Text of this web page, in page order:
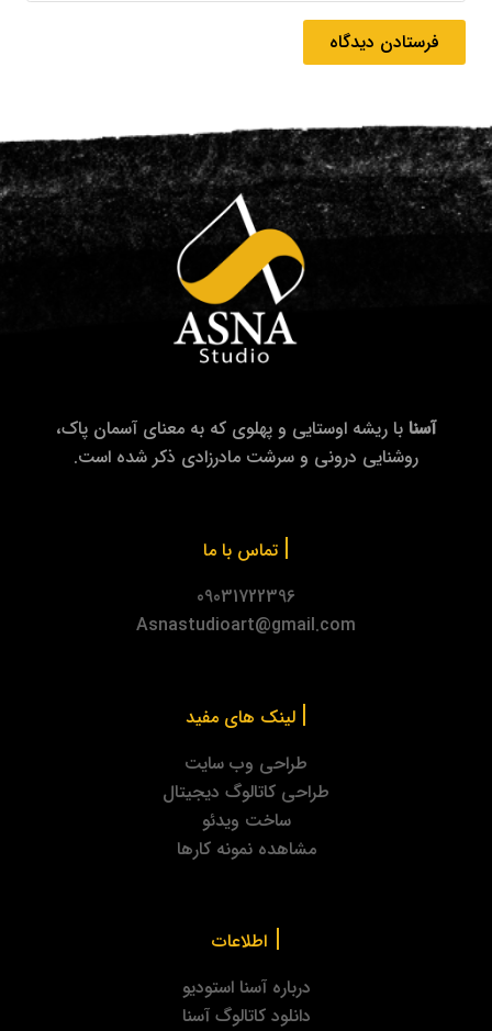
فرستادن دیدگاه
آسنا با ریشه اوستایی و پهلوی که به معنای آسمان پاک،
روشنایی درونی و سرشت مادرزادی ذکر شده است.
| تماس با ما
09031722396
Asnastudioart@gmail.com
| لینک های مفید
طراحی وب سایت
طراحی کاتالوگ دیجیتال
ساخت ویدئو
مشاهده نمونه کارها
|اطلاعات
درباره آسنا استودیو
دانلود کاتالوگ آسنا